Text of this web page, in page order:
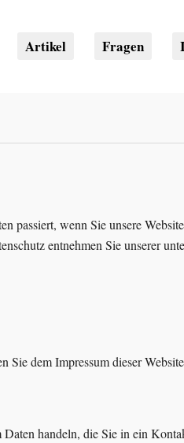
Artikel Fragen
wenn Sie unsere
entnehmen Sie unserer
Sie dem Impressum dieser
handeln, die Sie in ein